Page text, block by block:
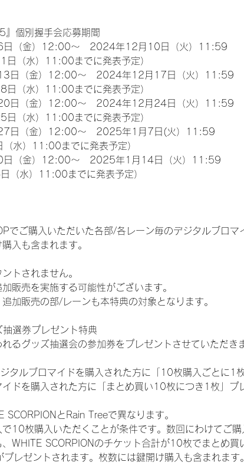
個別握手会応募期間
日（金）12:00～　2024年12月10日（火）11:59
日（水）11:00までに発表予定）
日（金）12:00～　2024年12月17日（火）11:59
日（水）11:00までに発表予定）
日（金）12:00～　2024年12月24日（火）11:59
日（水）11:00までに発表予定）
日（金）12:00～　2025年1月7日(火）11:59
水）11:00までに発表予定）
日（金）12:00～　2025年1月14日（火）11:59
（水）11:00までに発表予定）
でご購入いただいた各部/各レーン毎のデジタルブロマ
入も含まれます。
トされません。
販売を実施する可能性がございます。
加販売の部/レーンも本特典の対象となります。
選券プレゼント特典
るグッズ抽選会の参加券をプレゼントさせていただき
タルブロマイドを購入された方に「10枚購入ごとに1
ドを購入された方に「まとめ買い10枚につき1枚」プ
SCORPIONとRain Treeで異なります。
10枚購入いただくことが条件です。数回にわけてご
WHITE SCORPIONのチケット合計が10枚でまとめ買
レゼントされます。枚数には鍵開け購入も含まれます。